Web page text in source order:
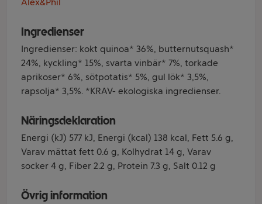
Ingredienser
Ingredienser: kokt quinoa* 36%, butternutsquash*
24%, kyckling* 15%, svarta vinbär* 7%, torkade
aprikoser* 6%, sötpotatis* 5%, gul lök* 3,5%,
rapsolja* 3,5%. *KRAV- ekologiska ingredienser.
Näringsdeklaration
Energi (kJ) 577 kJ, Energi (kcal) 138 kcal, Fett 5.6 g,
Varav mättat fett 0.6 g, Kolhydrat 14 g, Varav
socker 4 g, Fiber 2.2 g, Protein 7.3 g, Salt 0.12 g
Övrig information